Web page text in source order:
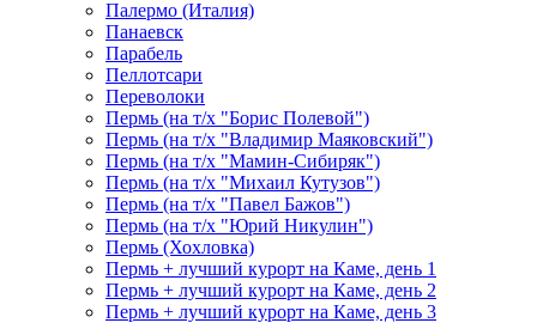
Палермо (Италия)
Панаевск
Парабель
Пеллотсари
Переволоки
Пермь (на т/х "Борис Полевой")
Пермь (на т/х "Владимир Маяковский")
Пермь (на т/х "Мамин-Сибиряк")
Пермь (на т/х "Михаил Кутузов")
Пермь (на т/х "Павел Бажов")
Пермь (на т/х "Юрий Никулин")
Пермь (Хохловка)
Пермь + лучший курорт на Каме, день 1
Пермь + лучший курорт на Каме, день 2
Пермь + лучший курорт на Каме, день 3